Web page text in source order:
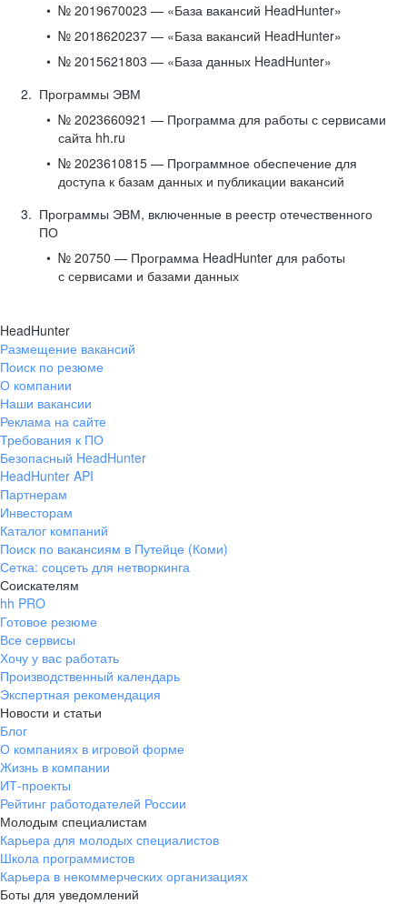
№ 2019670023 — «База вакансий HeadHunter»
№ 2018620237 — «База вакансий HeadHunter»
№ 2015621803 — «База данных HeadHunter»
Программы ЭВМ
№ 2023660921 — Программа для работы с сервисами
сайта hh.ru
№ 2023610815 — Программное обеспечение для
доступа к базам данных и публикации вакансий
Программы ЭВМ, включенные в реестр отечественного
ПО
№ 20750 — Программа HeadHunter для работы
с сервисами и базами данных
HeadHunter
Размещение вакансий
Поиск по резюме
О компании
Наши вакансии
Реклама на сайте
Требования к ПО
Безопасный HeadHunter
HeadHunter API
Партнерам
Инвесторам
Каталог компаний
Поиск по вакансиям в Путейце (Коми)
Сетка: соцсеть для нетворкинга
Соискателям
hh PRO
Готовое резюме
Все сервисы
Хочу у вас работать
Производственный календарь
Экспертная рекомендация
Новости и статьи
Блог
О компаниях в игровой форме
Жизнь в компании
ИТ-проекты
Рейтинг работодателей России
Молодым специалистам
Карьера для молодых специалистов
Школа программистов
Карьера в некоммерческих организациях
Боты для уведомлений